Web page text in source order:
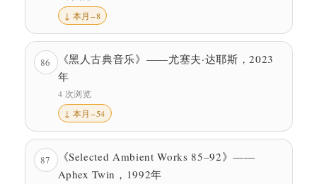
↓ 本月−8
86
《黑人古典音乐》——尤塞夫·达耶斯，2023
年
4 次浏览
↓ 本月−54
87
《Selected Ambient Works 85–92》——
Aphex Twin，1992年